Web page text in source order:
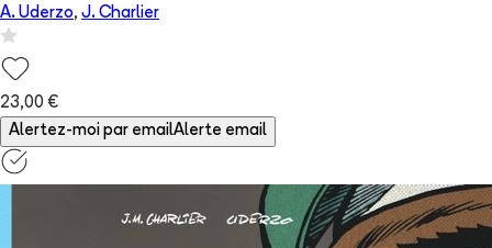
A. Uderzo, J. Charlier
23,00 €
Alertez-moi par emailAlerte email